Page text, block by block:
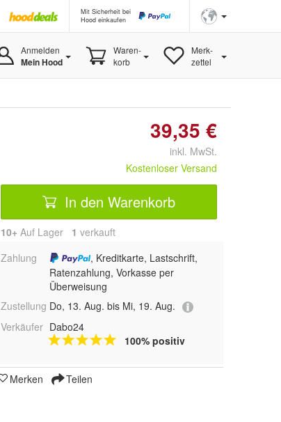
Mit Sicherheit bei
Hood einkaufen
Anmelden
Mein Hood
Waren-
korb
Merk-
zettel
39,35 €
inkl. MwSt.
Kostenloser Versand
In den Warenkorb
10+ Auf Lager 1 verkauft
Zahlung
, Kreditkarte, Lastschrift,
Ratenzahlung, Vorkasse per
Überweisung
Zustellung Do, 13. Aug. bis Mi, 19. Aug.
Verkäufer Dabo24
100% positiv
Merken Teilen